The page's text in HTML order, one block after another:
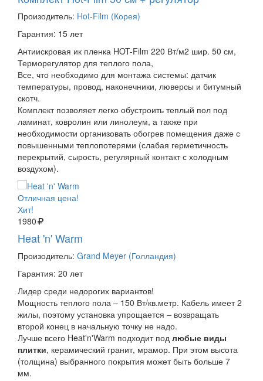
Произодитель: Hot-Film (Корея)
Гарантия: 15 лет
Антиискровая ик пленка HOT-Film 220 Вт/м2 шир. 50 см,
Терморегулятор для теплого пола,
Все, что необходимо для монтажа системы: датчик
температуры, провод, наконечники, люверсы и битумный
скотч.
Комплект позволяет легко обустроить теплый пол под
ламинат, ковролин или линолеум, а также при
необходимости организовать обогрев помещения даже с
повышенными теплопотерями (слабая герметичность
перекрытий, сырость, регулярный контакт с холодным
воздухом).
Отличная цена!
Хит!
1980
Heat 'n' Warm
Произодитель: Grand Meyer (Голландия)
Гарантия: 20 лет
Лидер среди недорогих вариантов!
Мощность теплого пола – 150 Вт/кв.метр. Кабель имеет 2
жилы, поэтому установка упрощается – возвращать
второй конец в начальную точку не надо.
Лучше всего Heat'n'Warm подходит под любые виды
плитки, керамический гранит, мрамор. При этом высота
(толщина) выбранного покрытия может быть больше 7
мм.